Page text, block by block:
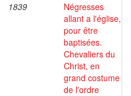
1839
Négresses
allant a l'église,
pour être
baptisées.
Chevaliers du
Christ, en
grand costume
de l'ordre